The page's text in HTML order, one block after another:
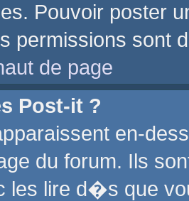
Pouvoir poster
permissions sont
de page
Post-it ?
en-
du forum. Ils
les lire d�s que